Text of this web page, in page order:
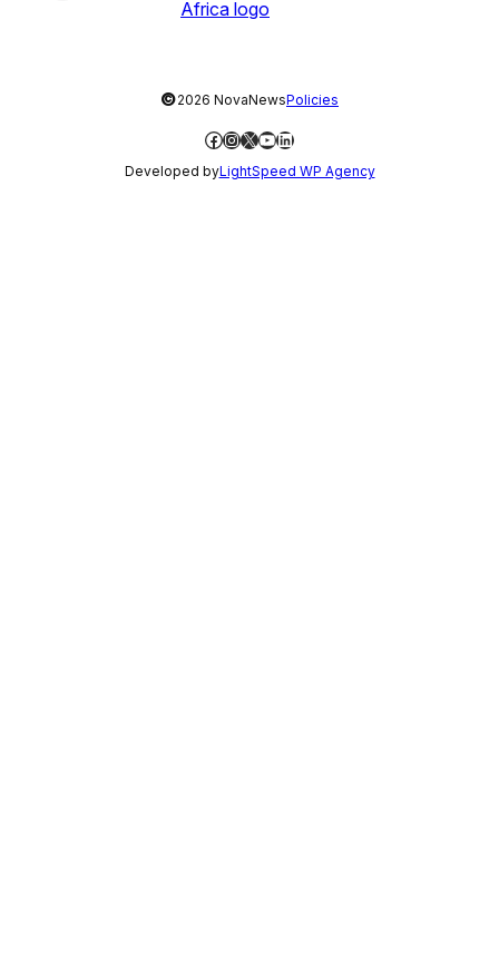
©2026 NovaNewsPolicies
Facebook
Instagram
X YouTube
LinkedIn
Developed byLightSpeed WP Agency